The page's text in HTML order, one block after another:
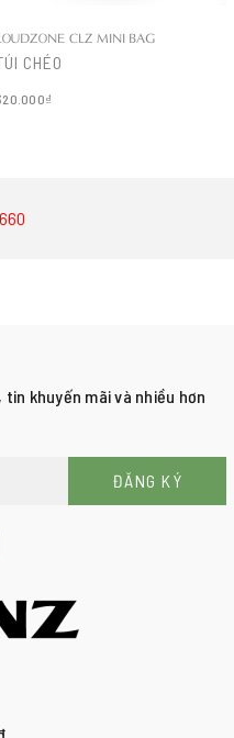
CLZ MINI BAG
CHÉO
khuyến mãi và nhiều hơn
ĐĂNG KÝ